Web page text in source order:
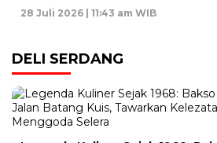
28 Juli 2026 | 11:43 am WIB
DELI SERDANG